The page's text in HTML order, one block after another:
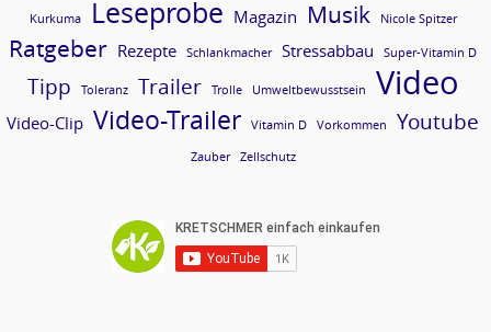
Kurkuma Leseprobe Magazin Musik Nicole Spitzer
Ratgeber Rezepte Schlankmacher Stressabbau Super-Vitamin D
Tipp Toleranz Trailer Trolle Umweltbewusstsein Video
Video-Clip Video-Trailer Vitamin D Vorkommen Youtube
Zauber Zellschutz